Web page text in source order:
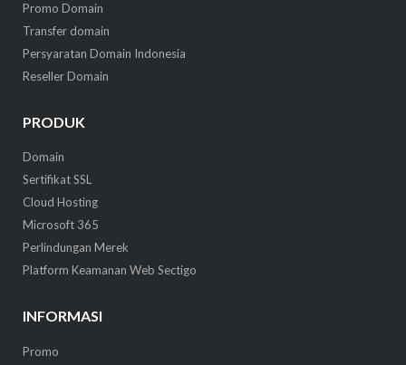
Promo Domain
Transfer domain
Persyaratan Domain Indonesia
Reseller Domain
PRODUK
Domain
Sertifikat SSL
Cloud Hosting
Microsoft 365
Perlindungan Merek
Platform Keamanan Web Sectigo
INFORMASI
Promo